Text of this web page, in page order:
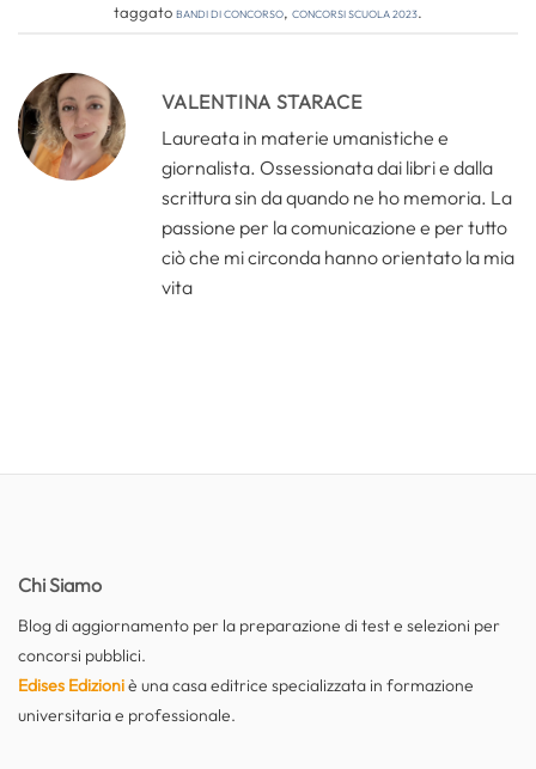
taggatobandi di concorso, concorsi scuola 2023.
VALENTINA STARACE
Laureata in materie umanistiche e
giornalista. Ossessionata dai libri e dalla
scrittura sin da quando ne ho memoria. La
passione per la comunicazione e per tutto
ciò che mi circonda hanno orientato la mia
vita
Chi Siamo
Blog di aggiornamento per la preparazione di test e selezioni per
concorsi pubblici.
Edises Edizioniè una casa editrice specializzata in formazione
universitaria e professionale.